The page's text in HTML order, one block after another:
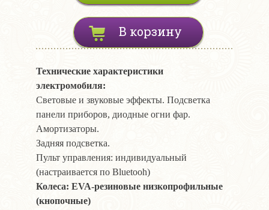
В корзину
Технические характеристики
электромобиля:
Световые и звуковые эффекты. Подсветка
панели приборов, диодные огни фар.
Амортизаторы.
Задняя подсветка.
Пульт управления: индивидуальный
(настраивается по Bluetooh)
Колеса: EVA-резиновые низкопрофильные
(кнопочные)